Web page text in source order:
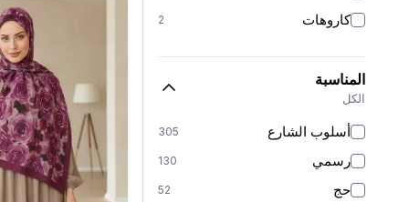
2
جيرسيه
كاروهات 2
المناسبة
الكل
أسلوب الشارع 305
رسمي 130
حج 52